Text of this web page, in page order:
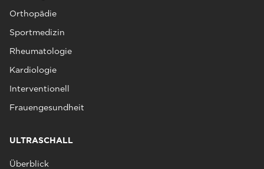
Orthopädie
Sportmedizin
Rheumatologie
Kardiologie
Interventionell
Frauengesundheit
ULTRASCHALL
Überblick